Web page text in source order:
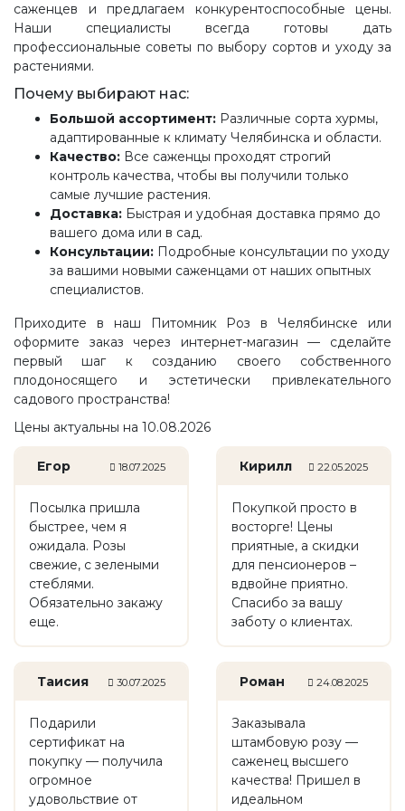
саженцев и предлагаем конкурентоспособные цены.
Наши специалисты всегда готовы дать
профессиональные советы по выбору сортов и уходу за
растениями.
Почему выбирают нас:
Большой ассортимент: Различные сорта хурмы,
адаптированные к климату Челябинска и области.
Качество: Все саженцы проходят строгий
контроль качества, чтобы вы получили только
самые лучшие растения.
Доставка: Быстрая и удобная доставка прямо до
вашего дома или в сад.
Консультации: Подробные консультации по уходу
за вашими новыми саженцами от наших опытных
специалистов.
Приходите в наш Питомник Роз в Челябинске или
оформите заказ через интернет-магазин — сделайте
первый шаг к созданию своего собственного
плодоносящего и эстетически привлекательного
садового пространства!
Цены актуальны на 10.08.2026
Егор 18.07.2025
Посылка пришла
быстрее, чем я
ожидала. Розы
свежие, с зелеными
стеблями.
Обязательно закажу
еще.
Кирилл 22.05.2025
Покупкой просто в
восторге! Цены
приятные, а скидки
для пенсионеров –
вдвойне приятно.
Спасибо за вашу
заботу о клиентах.
Таисия 30.07.2025
Подарили
сертификат на
покупку — получила
огромное
удовольствие от
Роман 24.08.2025
Заказывала
штамбовую розу —
саженец высшего
качества! Пришел в
идеальном